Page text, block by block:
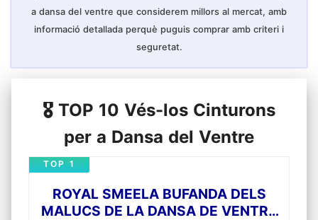
Grandària---- Talla S s'adapta a l'altura de les
nenes sota 115cm; La talla M s'ajusta a l'altura
de les nenes entre 115-130cm; Talla L
140cm; Talla XL s'adapta a l'altura de les
a dansa del ventre que considerem millors al mercat, amb
informació detallada perquè puguis comprar amb criteri i
seguretat.
🎖️ TOP 10 Vés-los Cinturons
per a Dansa del Ventre
ROYAL SMEELA BUFANDA DELS
MALUCS DE LA DANSA DE VENTRE
TOP 1